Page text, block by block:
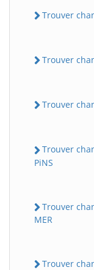
Trouver
Trouver
Trouver
Trouver
PiNS
Trouver
MER
Trouver